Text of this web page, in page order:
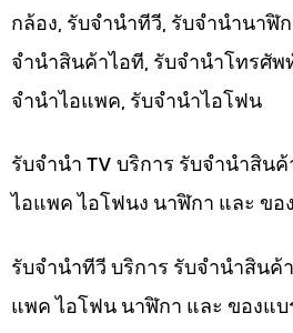
กล้อง, รับจำนำทีวี, รับจำนำนาฬิ
จำนำสินค้าไอที, รับจำนำโทรศั
จำนำไอแพค, รับจำนำไอโฟน
รับจำนำ TV บริการ รับจำนำสิน
ไอแพค ไอโฟนง นาฬิกา และ ขอ
รับจำนำทีวี บริการ รับจำนำสินค้
แพค ไอโฟน นาฬิกา และ ของแ